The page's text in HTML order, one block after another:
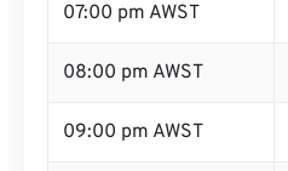
07:00 pm AWST
08:00 pm AWST
09:00 pm AWST